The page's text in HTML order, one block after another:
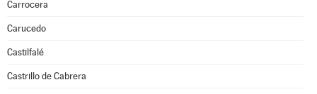
Carrocera
Carucedo
Castilfalé
Castrillo de Cabrera